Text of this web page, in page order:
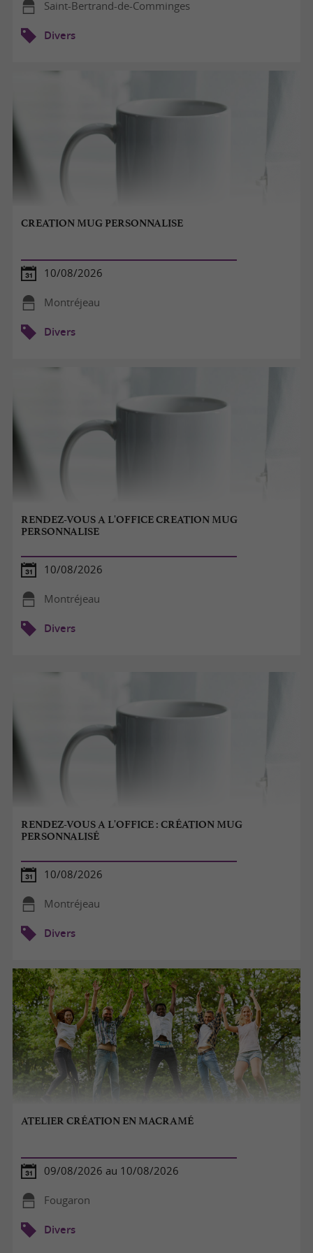
Saint-Bertrand-de-Comminges
Divers
CREATION MUG PERSONNALISE
10/08/2026
Montréjeau
Divers
RENDEZ-VOUS A L'OFFICE CREATION MUG
PERSONNALISE
10/08/2026
Montréjeau
Divers
RENDEZ-VOUS A L'OFFICE : CRÉATION MUG
PERSONNALISÉ
10/08/2026
Montréjeau
Divers
ATELIER CRÉATION EN MACRAMÉ
09/08/2026 au 10/08/2026
Fougaron
Divers